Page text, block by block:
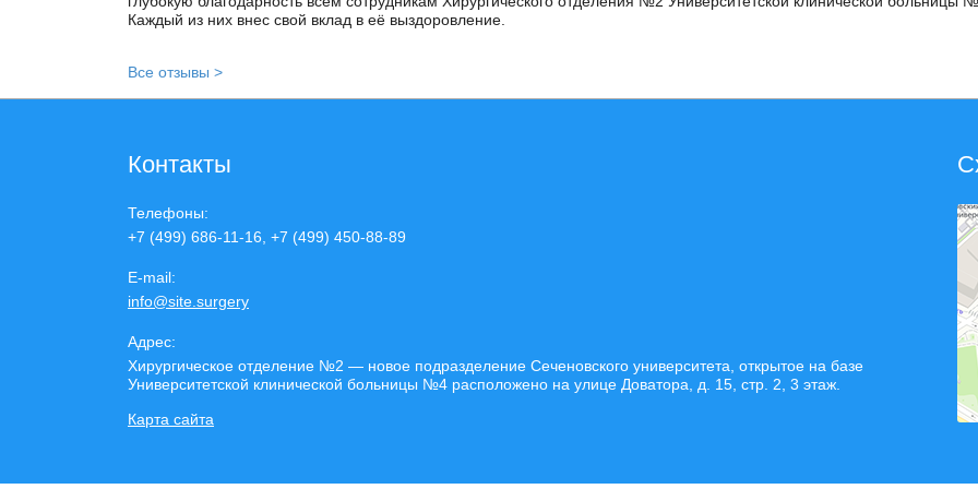
Каждый из них внес свой вклад в её выздоровление.
Все отзывы >
Контакты
Телефоны:
+7 (499) 686-11-16, +7 (499) 450-88-89
E-mail:
info@site.surgery
Адрес:
Хирургическое отделение №2 — новое подразделение Сеченовского университета, открытое на базе
Университетской клинической больницы №4 расположено на улице Доватора, д. 15, стр. 2, 3 этаж.
Карта сайта